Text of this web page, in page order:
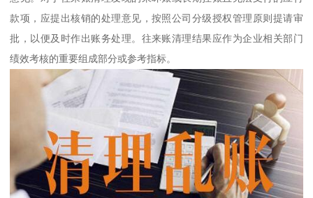
款项，应提出核销的处理意见，按照公司分级授权管理原则提请审
批，以便及时作出账务处理。往来账清理结果应作为企业相关部门
绩效考核的重要组成部分或参考指标。